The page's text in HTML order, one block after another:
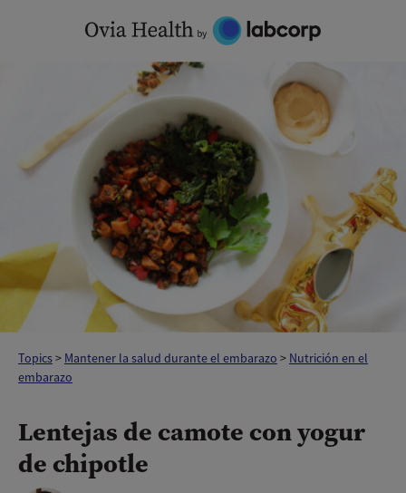
Topics> Mantener la salud durante el embarazo > Nutrición en el
embarazo
Lentejas de camote con yogur
de chipotle